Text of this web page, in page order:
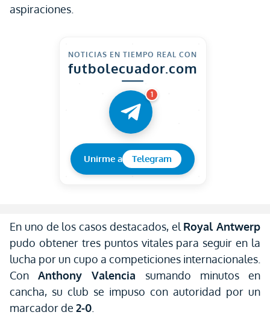
aspiraciones.
NOTICIAS EN TIEMPO REAL CON
futbolecuador.com
1
Unirme a Telegram
En uno de los casos destacados, el Royal Antwerp
pudo obtener tres puntos vitales para seguir en la
lucha por un cupo a competiciones internacionales.
ConAnthony Valencia sumando minutos en
cancha, su club se impuso con autoridad por un
marcador de 2-0